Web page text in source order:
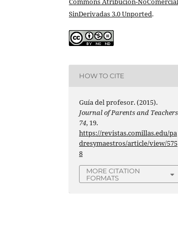
SinDerivadas 3.0 Unported.
HOW TO CITE
Guía del profesor. (2015).
Journal of Parents and Teachers
74, 19.
https://revistas.comillas.edu/pa
dresymaestros/article/view/575
8
MORE CITATION
FORMATS